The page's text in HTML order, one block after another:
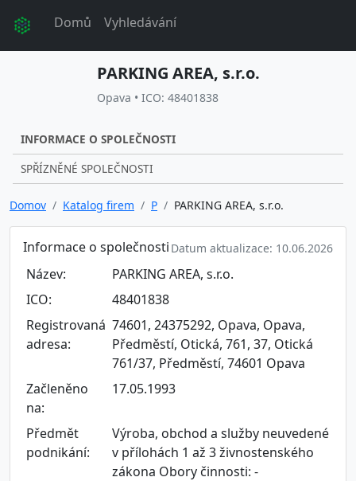
Domů Vyhledávání
PARKING AREA, s.r.o.
Opava • ICO: 48401838
INFORMACE O SPOLEČNOSTI
SPŘÍZNĚNÉ SPOLEČNOSTI
Domov Katalog firem P PARKING AREA, s.r.o.
Informace o společnosti Datum aktualizace: 10.06.2026
Název:
PARKING AREA, s.r.o.
ICO:
48401838
Registrovaná
adresa:
74601, 24375292, Opava, Opava,
Předměstí, Otická, 761, 37, Otická
761/37, Předměstí, 74601 Opava
Začleněno
na:
17.05.1993
Předmět
podnikání:
Výroba, obchod a služby neuvedené
v přílohách 1 až 3 živnostenského
zákona Obory činnosti: -